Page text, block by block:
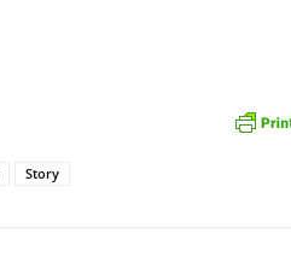
Story